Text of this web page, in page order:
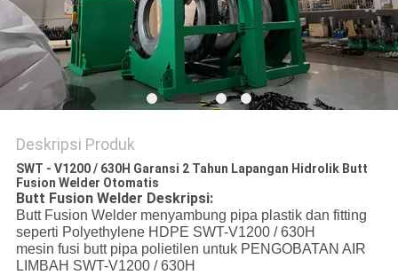
Deskripsi Produk
SWT - V1200 / 630H Garansi 2 Tahun Lapangan Hidrolik Butt
Fusion Welder Otomatis
Butt Fusion Welder Deskripsi:
Butt Fusion Welder menyambung pipa plastik dan fitting
seperti Polyethylene HDPE SWT-V1200 / 630H
mesin fusi butt pipa polietilen untuk PENGOBATAN AIR
LIMBAH SWT-V1200 / 630H